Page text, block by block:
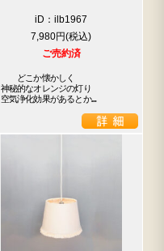
iD：ilb1967
7,980円
ご売約済
どこか懐かしく
神秘的なオレンジの灯り
空気浄化効果があるとか…